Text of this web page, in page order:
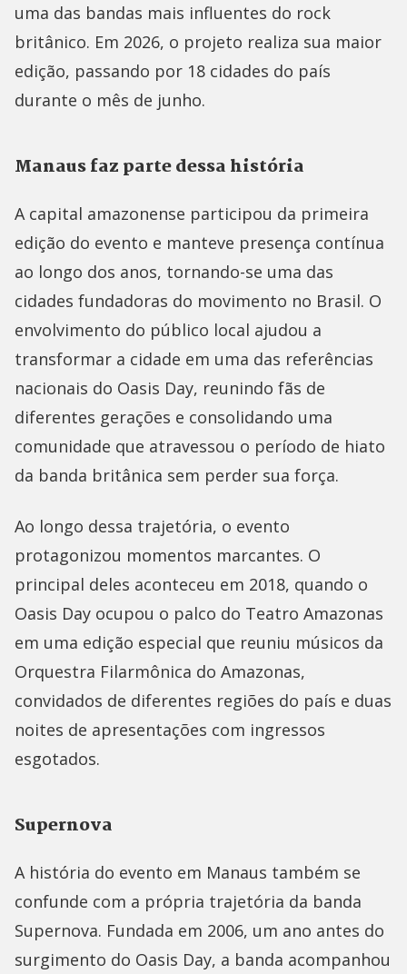
uma das bandas mais influentes do rock
britânico. Em 2026, o projeto realiza sua maior
edição, passando por 18 cidades do país
durante o mês de junho.
Manaus faz parte dessa história
A capital amazonense participou da primeira
edição do evento e manteve presença contínua
ao longo dos anos, tornando-se uma das
cidades fundadoras do movimento no Brasil. O
envolvimento do público local ajudou a
transformar a cidade em uma das referências
nacionais do Oasis Day, reunindo fãs de
diferentes gerações e consolidando uma
comunidade que atravessou o período de hiato
da banda britânica sem perder sua força.
Ao longo dessa trajetória, o evento
protagonizou momentos marcantes. O
principal deles aconteceu em 2018, quando o
Oasis Day ocupou o palco do Teatro Amazonas
em uma edição especial que reuniu músicos da
Orquestra Filarmônica do Amazonas,
convidados de diferentes regiões do país e duas
noites de apresentações com ingressos
esgotados.
Supernova
A história do evento em Manaus também se
confunde com a própria trajetória da banda
Supernova. Fundada em 2006, um ano antes do
surgimento do Oasis Day, a banda acompanhou